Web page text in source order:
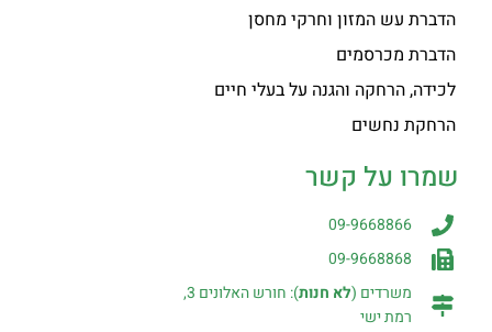
הדברת עש המזון וחרקי מחסן
הדברת מכרסמים
לכידה, הרחקה והגנה על בעלי חיים
הרחקת נחשים
שמרו על קשר
09-9668866
09-9668868
משרדים (לא חנות): חורש האלונים 3,
רמת ישי